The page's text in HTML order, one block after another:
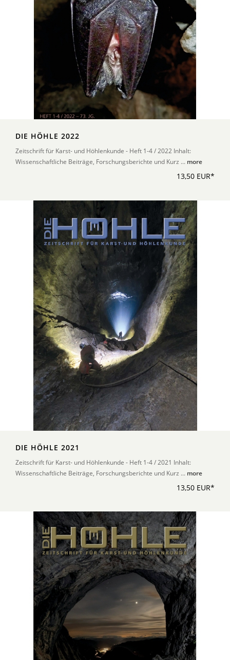
DIE HÖHLE 2022
Zeitschrift für Karst- und Höhlenkunde - Heft 1-4 / 2022 Inhalt:
Wissenschaftliche Beiträge, Forschungsberichte und Kurz ... more
13,50 EUR*
DIE HÖHLE 2021
Zeitschrift für Karst- und Höhlenkunde - Heft 1-4 / 2021 Inhalt:
Wissenschaftliche Beiträge, Forschungsberichte und Kurz ... more
13,50 EUR*